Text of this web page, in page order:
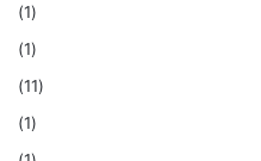
(1)
(1)
(11)
(1)